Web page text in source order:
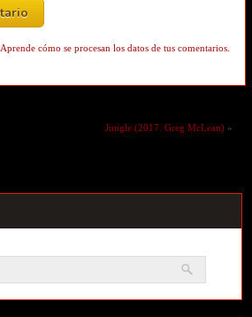
Aprende cómo se procesan los datos de tus comentarios.
Jungle (2017. Greg McLean) »